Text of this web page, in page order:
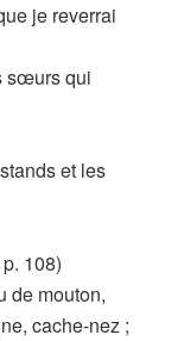
je reverrai
sœurs qui
et les
108)
de mouton,
cache-nez ;